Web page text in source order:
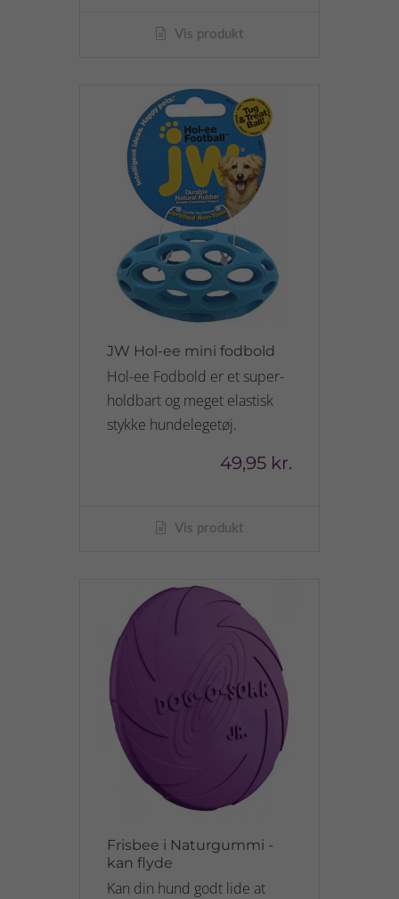
Vis produkt
JW Hol-ee mini fodbold
Hol-ee Fodbold er et super-
holdbart og meget elastisk
stykke hundelegetøj.
49,95 kr.
Vis produkt
Frisbee i Naturgummi -
kan flyde
Kan din hund godt lide at